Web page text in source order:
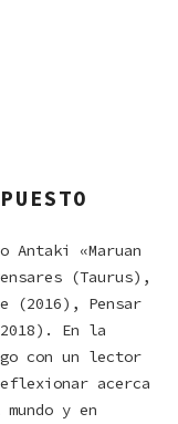
Antaki «Maruan
(Taurus),
(2016), Pensar
En la
con un lector
acerca
y en